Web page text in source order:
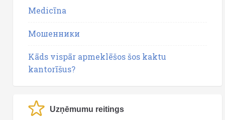
Medicīna
Мошенники
Kāds vispār apmeklēšos šos kaktu
kantorīšus?
Uzņēmumu reitings